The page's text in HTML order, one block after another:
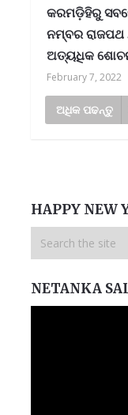
କରମଡ଼ିହିରୁ
ନମ୍ବର ରାଜପଥ
ଅତ୍ୟଧିକ
February 7, 2022
ଅଧିକ ପଢନ୍ତୁ
HAPPY NEW
NETANKA